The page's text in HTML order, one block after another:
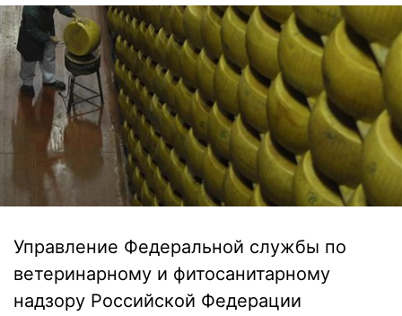
Управление Федеральной службы по
ветеринарному и фитосанитарному
надзору Российской Федерации